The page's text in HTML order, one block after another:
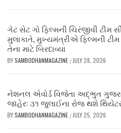
ગેટ સેટ ગો ફિલ્મની ચિરંજીવી ટીમ
મુલાકાતે, મુખ્યમંત્રીએ ફિલ્મની ટીમ
તેના માટે બિરદાવ્યા
BYSAMBODHANMAGAZINE / JULY 28, 2026
નેશનલ એવોર્ડ વિજેતા અદ્ભુત
જાહેર: ૩૧ જુલાઈના રોજ થશે
BYSAMBODHANMAGAZINE / JULY 25, 2026